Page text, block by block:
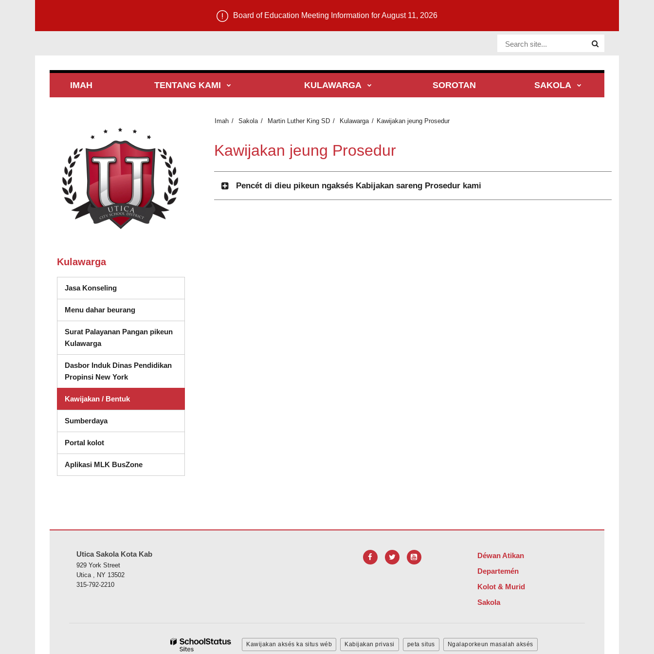
Board of Education Meeting Information for August 11, 2026
Website Site
IMAH TENTANG KAMI KULAWARGA SOROTAN SAKOLA
Imah Sakola Martin Luther King SD Kulawarga Kawijakan jeung Prosedur
Kawijakan jeung Prosedur
Pencét di dieu pikeun ngaksés Kabijakan sareng Prosedur kami
Kulawarga
Jasa Konseling(muka dina jandela anyar)
Menu dahar beurang
Surat Palayanan Pangan pikeun
Kulawarga
Dasbor Induk Dinas Pendidikan
Propinsi New York(muka dina jandela nu anyar)
Kawijakan / Bentuk
Sumberdaya
Portal kolot
Aplikasi MLK BusZone
Utica Sakola Kota Kab
929 York Street
Utica , NY 13502
315-792-2210
Déwan Atikan
Departemén
Kolot & Murid
Sakola
Kawijakan aksés ka situs wéb Kabijakan privasi peta situs Ngalaporkeun masalah aksés